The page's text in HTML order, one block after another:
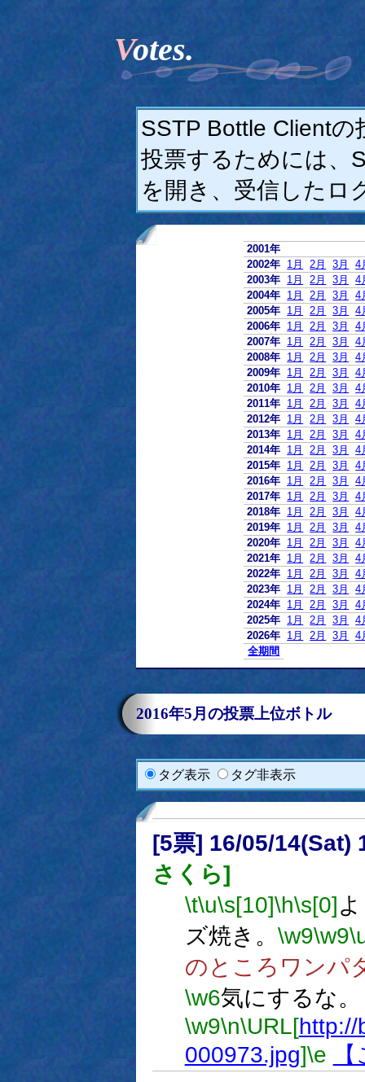
Votes.
SSTP Bottle Client
投票するためには、
を開き、受信したロ
2001年
2002年 1月 2月 3月
4
2003年 1月 2月 3月
4
2004年 1月 2月 3月
4
2005年 1月 2月 3月
4
2006年 1月 2月 3月
4
2007年 1月 2月 3月
4
2008年 1月 2月 3月
4
2009年 1月 2月 3月
4
2010年 1月 2月 3月
4
2011年 1月 2月 3月
4
2012年 1月 2月 3月
4
2013年 1月 2月 3月
4
2014年 1月 2月 3月
4
2015年 1月 2月 3月
4
2016年 1月 2月 3月
4
2017年 1月 2月 3月
4
2018年 1月 2月 3月
4
2019年 1月 2月 3月
4
2020年 1月 2月 3月
4
2021年 1月 2月 3月
4
2022年 1月 2月 3月
4
2023年 1月 2月 3月
4
2024年 1月 2月 3月
4
2025年 1月 2月 3月
4
2026年 1月 2月 3月
4
全期間
2016年5月の投票上位ボトル
タグ表示 タグ非表示
[5票] 16/05/14(Sat)
さくら]
\t\u\s[10]\h\s[0]
ズ焼き。 \w9\w9
のところワンパ
\w6気にするな。
\w9\n\URL[http://
000973.jpg]\e